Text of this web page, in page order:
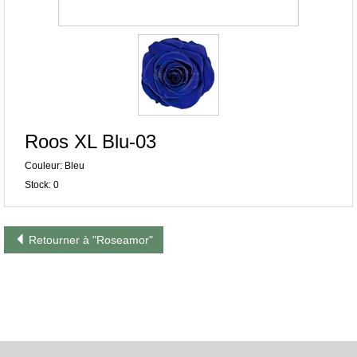
Roos XL Blu-03
Couleur: Bleu
Stock: 0
Retourner à "Roseamor"